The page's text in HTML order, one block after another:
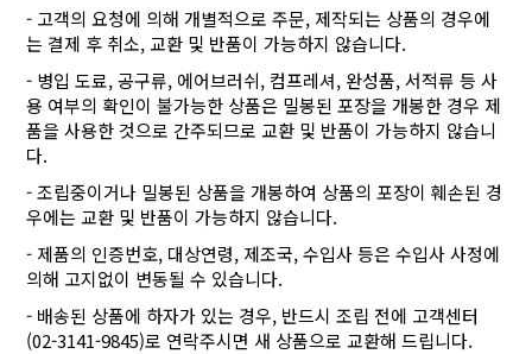
- 고객의 요청에 의해 개별적으로 주문, 제작되는 상품의 경우에
는 결제 후 취소, 교환 및 반품이 가능하지 않습니다.
- 병입 도료, 공구류, 에어브러쉬, 컴프레셔, 완성품, 서적류 등 사
용 여부의 확인이 불가능한 상품은 밀봉된 포장을 개봉한 경우 제
품을 사용한 것으로 간주되므로 교환 및 반품이 가능하지 않습니
다.
- 조립중이거나 밀봉된 상품을 개봉하여 상품의 포장이 훼손된 경
우에는 교환 및 반품이 가능하지 않습니다.
- 제품의 인증번호, 대상연령, 제조국, 수입사 등은 수입사 사정에
의해 고지없이 변동될 수 있습니다.
- 배송된 상품에 하자가 있는 경우, 반드시 조립 전에 고객센터
(02-3141-9845)로 연락주시면 새 상품으로 교환해 드립니다.